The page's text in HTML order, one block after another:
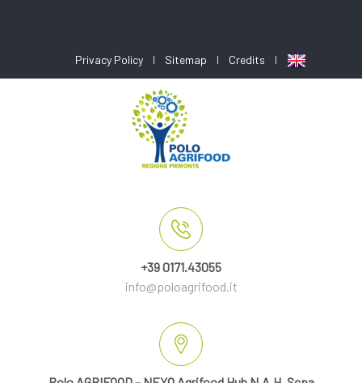
Privacy Policy Sitemap Credits
+39 0171.43055
info@poloagrifood.it